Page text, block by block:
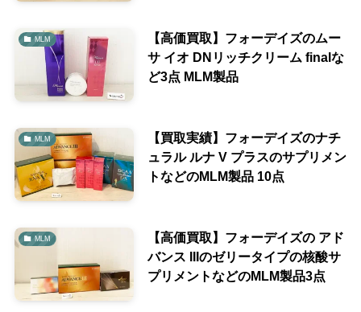
MLM
【高価買取】フォーデイズのムー
サ イオ DNリッチクリーム finalな
ど3点 MLM製品
MLM
【買取実績】フォーデイズのナチ
ュラル ルナ V プラスのサプリメン
トなどのMLM製品 10点
MLM
【高価買取】フォーデイズの アド
バンス IIIのゼリータイプの核酸サ
プリメントなどのMLM製品3点